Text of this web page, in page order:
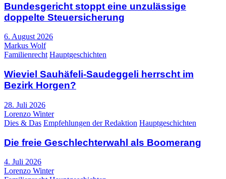
Bundesgericht stoppt eine unzulässige
doppelte Steuersicherung
6. August 2026
Markus Wolf
Familienrecht Hauptgeschichten
Wieviel Sauhäfeli-Saudeggeli herrscht im
Bezirk Horgen?
28. Juli 2026
Lorenzo Winter
Dies & Das Empfehlungen der Redaktion Hauptgeschichten
Die freie Geschlechterwahl als Boomerang
4. Juli 2026
Lorenzo Winter